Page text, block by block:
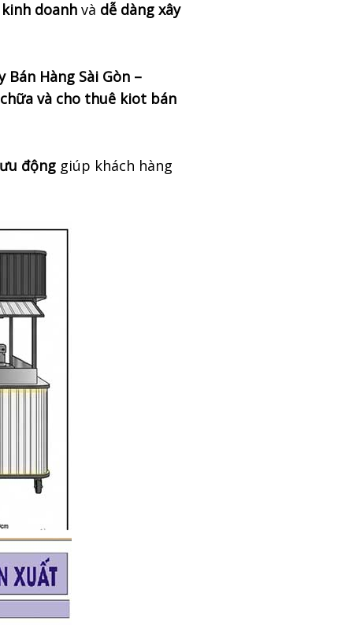
doanh và dễ dàng xây
Bán Hàng Sài Gòn –
và cho thuê kiot bán
động giúp khách hàng